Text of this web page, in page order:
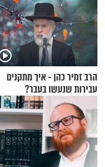
הרב זמיר כהן - איך מתקנים
עבירות שנעשו בעבר?